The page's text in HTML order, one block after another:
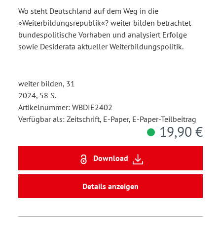
Wo steht Deutschland auf dem Weg in die
»Weiterbildungsrepublik«? weiter bilden betrachtet
bundespolitische Vorhaben und analysiert Erfolge
sowie Desiderata aktueller Weiterbildungspolitik.
weiter bilden, 31
2024, 58 S.
Artikelnummer: WBDIE2402
Verfügbar als: Zeitschrift, E-Paper, E-Paper-Teilbeitrag
19,90 €
Download
Details anzeigen